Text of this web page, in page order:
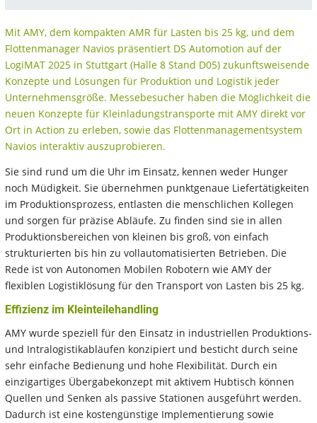
Mit AMY, dem kompakten AMR für Lasten bis 25 kg, und dem
Flottenmanager Navios präsentiert DS Automotion auf der
LogiMAT 2025 in Stuttgart (Halle 8 Stand D05) zukunftsweisende
Konzepte und Lösungen für Produktion und Logistik jeder
Unternehmensgröße. Messebesucher haben die Möglichkeit die
neuen Konzepte für Kleinladungstransporte mit AMY direkt vor
Ort in Action zu erleben, sowie das Flottenmanagementsystem
Navios interaktiv auszuprobieren.
Sie sind rund um die Uhr im Einsatz, kennen weder Hunger
noch Müdigkeit. Sie übernehmen punktgenaue Liefertätigkeiten
im Produktionsprozess, entlasten die menschlichen Kollegen
und sorgen für präzise Abläufe. Zu finden sind sie in allen
Produktionsbereichen von kleinen bis groß, von einfach
strukturierten bis hin zu vollautomatisierten Betrieben. Die
Rede ist von Autonomen Mobilen Robotern wie AMY der
flexiblen Logistiklösung für den Transport von Lasten bis 25 kg.
Effizienz im Kleinteilehandling
AMY wurde speziell für den Einsatz in industriellen Produktions-
und Intralogistikabläufen konzipiert und besticht durch seine
sehr einfache Bedienung und hohe Flexibilität. Durch ein
einzigartiges Übergabekonzept mit aktivem Hubtisch können
Quellen und Senken als passive Stationen ausgeführt werden.
Dadurch ist eine kostengünstige Implementierung sowie